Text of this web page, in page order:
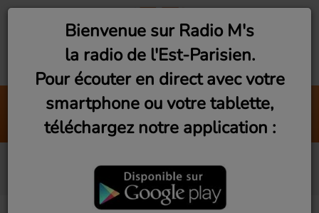
Mine
Taylor Swift
L'équipe de Radio M's
Bienvenue sur Radio M's
la radio de l'Est-Parisien.
Pour écouter en direct avec votre
smartphone ou votre tablette,
téléchargez notre application :